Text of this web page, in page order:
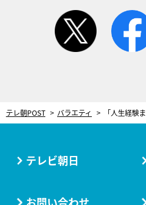
twitter
テレ朝POST バラエティ
テレビ朝日
お問い合わせ